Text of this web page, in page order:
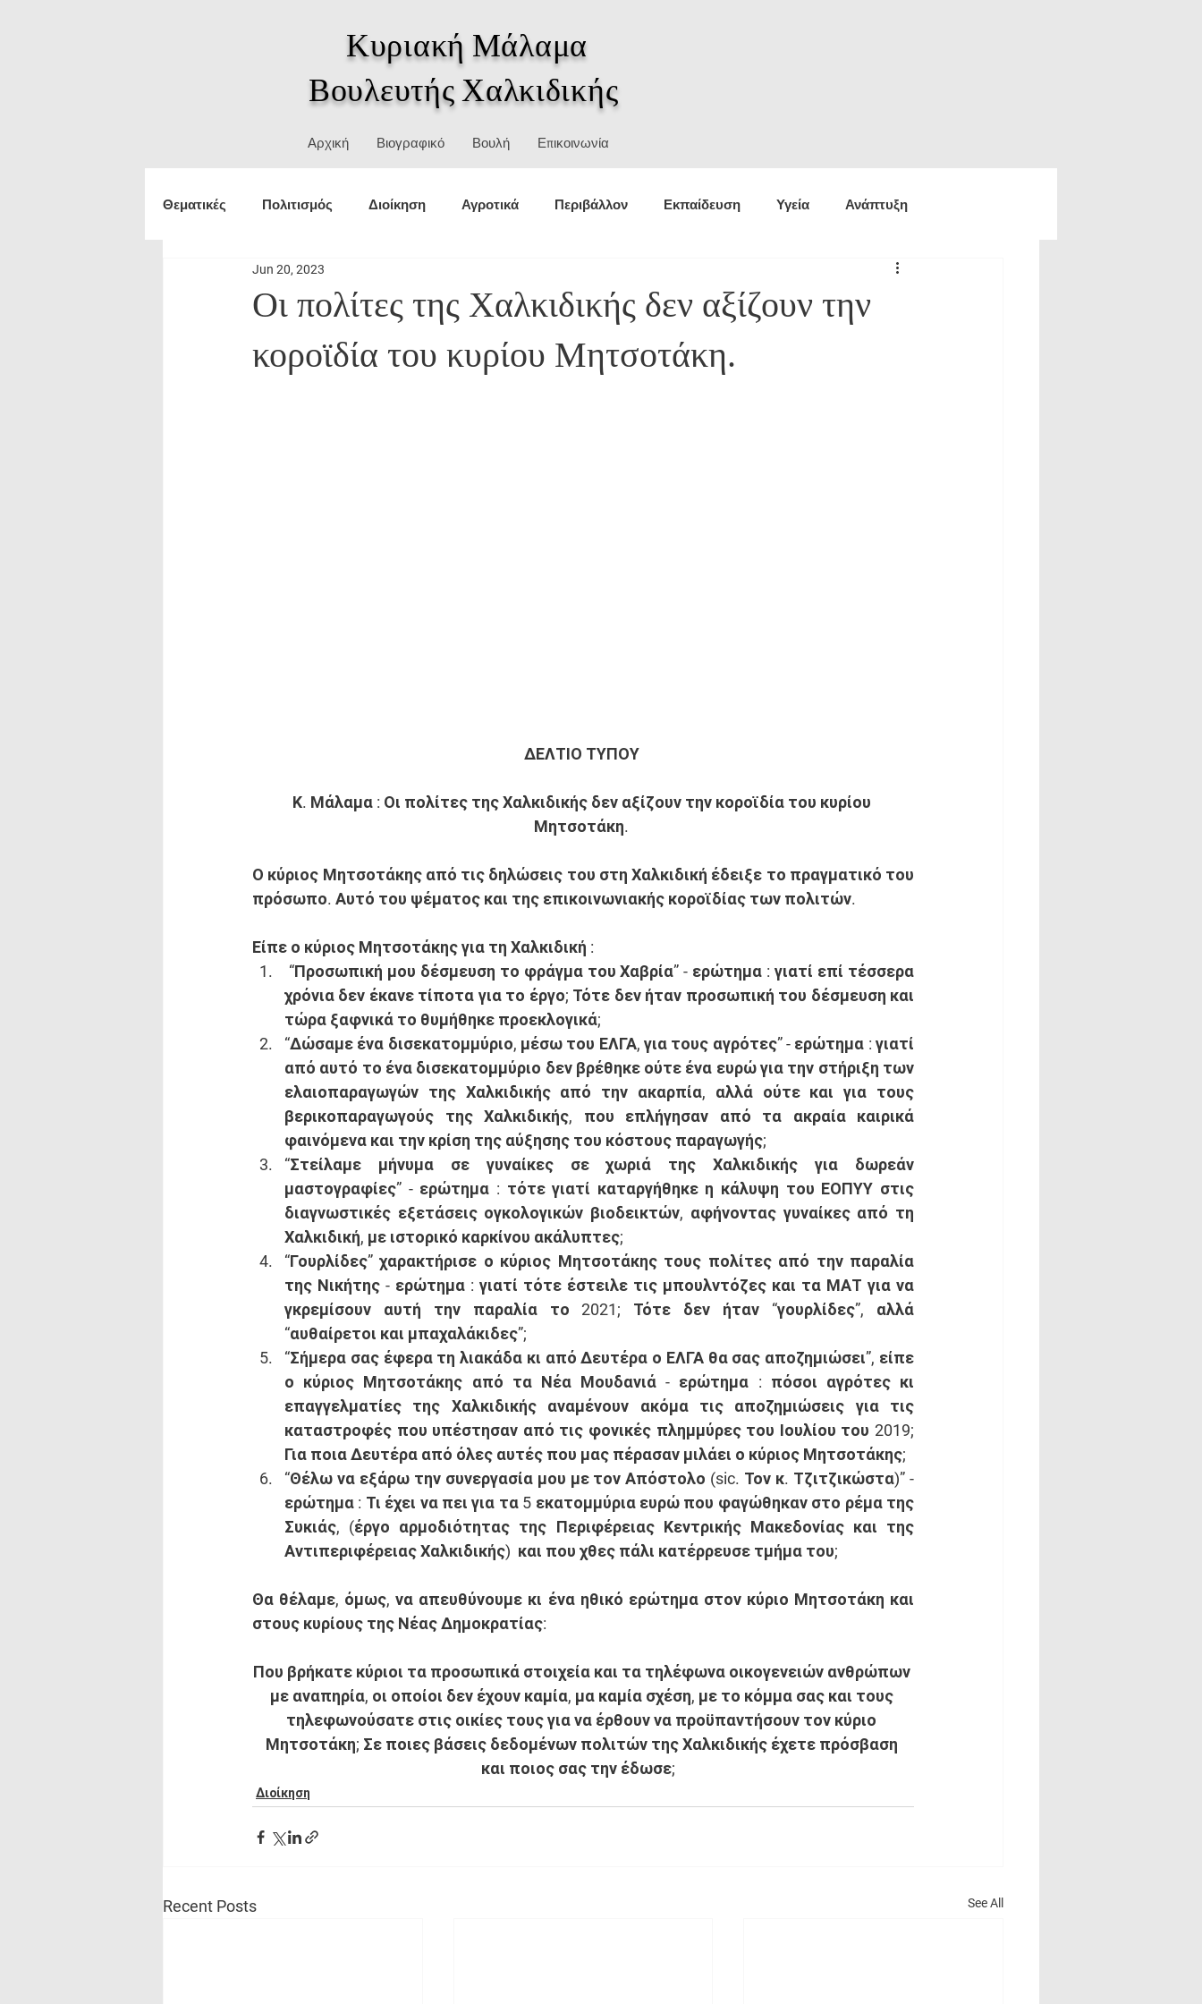
Κυριακή Μάλαμα
Βουλευτής Χαλκιδικής
Αρχική Βιογραφικό Βουλή Επικοινωνία
Θεματικές Πολιτισμός Διοίκηση Αγροτικά Περιβάλλον Εκπαίδευση Υγεία Ανάπτυξη
Τουρισμός εξωτερικές υποθέσεις Οικονομία
Δικαιώματα ΥΜΑΘ Θεσμοί Ιστορία
Οι πολίτες της Χαλκιδικής δεν αξίζουν την
κοροϊδία του κυρίου Μητσοτάκη.
Jun 20, 2023
ΔΕΛΤΙΟ ΤΥΠΟΥ
Κ. Μάλαμα : Οι πολίτες της Χαλκιδικής δεν αξίζουν την κοροϊδία του κυρίου
Μητσοτάκη.
Ο κύριος Μητσοτάκης από τις δηλώσεις του στη Χαλκιδική έδειξε το πραγματικό του
πρόσωπο. Αυτό του ψέματος και της επικοινωνιακής κοροϊδίας των πολιτών.
Είπε ο κύριος Μητσοτάκης για τη Χαλκιδική :
“Προσωπική μου δέσμευση το φράγμα του Χαβρία” - ερώτημα : γιατί επί τέσσερα
χρόνια δεν έκανε τίποτα για το έργο; Τότε δεν ήταν προσωπική του δέσμευση και
τώρα ξαφνικά το θυμήθηκε προεκλογικά;
“Δώσαμε ένα δισεκατομμύριο, μέσω του ΕΛΓΑ, για τους αγρότες” - ερώτημα : γιατί
από αυτό το ένα δισεκατομμύριο δεν βρέθηκε ούτε ένα ευρώ για την στήριξη των
ελαιοπαραγωγών της Χαλκιδικής από την ακαρπία, αλλά ούτε και για τους
βερικοπαραγωγούς της Χαλκιδικής, που επλήγησαν από τα ακραία καιρικά
φαινόμενα και την κρίση της αύξησης του κόστους παραγωγής;
“Στείλαμε μήνυμα σε γυναίκες σε χωριά της Χαλκιδικής για δωρεάν
μαστογραφίες” - ερώτημα : τότε γιατί καταργήθηκε η κάλυψη του ΕΟΠΥΥ στις
διαγνωστικές εξετάσεις ογκολογικών βιοδεικτών, αφήνοντας γυναίκες από τη
Χαλκιδική, με ιστορικό καρκίνου ακάλυπτες;
“Γουρλίδες” χαρακτήρισε ο κύριος Μητσοτάκης τους πολίτες από την παραλία
της Νικήτης - ερώτημα : γιατί τότε έστειλε τις μπουλντόζες και τα ΜΑΤ για να
γκρεμίσουν αυτή την παραλία το 2021; Τότε δεν ήταν “γουρλίδες”, αλλά
“αυθαίρετοι και μπαχαλάκιδες”;
“Σήμερα σας έφερα τη λιακάδα κι από Δευτέρα ο ΕΛΓΑ θα σας αποζημιώσει”, είπε
ο κύριος Μητσοτάκης από τα Νέα Μουδανιά - ερώτημα : πόσοι αγρότες κι
επαγγελματίες της Χαλκιδικής αναμένουν ακόμα τις αποζημιώσεις για τις
καταστροφές που υπέστησαν από τις φονικές πλημμύρες του Ιουλίου του 2019;
Για ποια Δευτέρα από όλες αυτές που μας πέρασαν μιλάει ο κύριος Μητσοτάκης;
“Θέλω να εξάρω την συνεργασία μου με τον Απόστολο (sic. Τον κ. Τζιτζικώστα)” -
ερώτημα : Τι έχει να πει για τα 5 εκατομμύρια ευρώ που φαγώθηκαν στο ρέμα της
Συκιάς, (έργο αρμοδιότητας της Περιφέρειας Κεντρικής Μακεδονίας και της
Αντιπεριφέρειας Χαλκιδικής)  και που χθες πάλι κατέρρευσε τμήμα του;
Θα θέλαμε, όμως, να απευθύνουμε κι ένα ηθικό ερώτημα στον κύριο Μητσοτάκη και
στους κυρίους της Νέας Δημοκρατίας:
Που βρήκατε κύριοι τα προσωπικά στοιχεία και τα τηλέφωνα οικογενειών ανθρώπων
με αναπηρία, οι οποίοι δεν έχουν καμία, μα καμία σχέση, με το κόμμα σας και τους
τηλεφωνούσατε στις οικίες τους για να έρθουν να προϋπαντήσουν τον κύριο
Μητσοτάκη; Σε ποιες βάσεις δεδομένων πολιτών της Χαλκιδικής έχετε πρόσβαση
και ποιος σας την έδωσε;
Διοίκηση
Recent Posts See All